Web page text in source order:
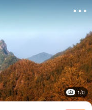

1/0